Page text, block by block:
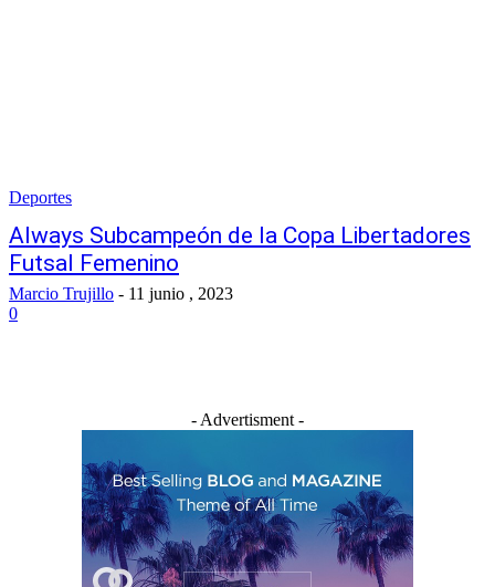
Deportes
Always Subcampeón de la Copa Libertadores
Futsal Femenino
Marcio Trujillo - 11 junio , 2023
0
- Advertisment -